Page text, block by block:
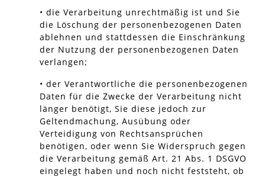
• die Verarbeitung unrechtmäßig ist und Sie
die Löschung der personenbezogenen Daten
ablehnen und stattdessen die Einschränkung
der Nutzung der personenbezogenen Daten
verlangen;
• der Verantwortliche die personenbezogenen
Daten für die Zwecke der Verarbeitung nicht
länger benötigt, Sie diese jedoch zur
Geltendmachung, Ausübung oder
Verteidigung von Rechtsansprüchen
benötigen, oder wenn Sie Widerspruch gegen
die Verarbeitung gemäß Art. 21 Abs. 1 DSGVO
eingelegt haben und noch nicht feststeht, ob